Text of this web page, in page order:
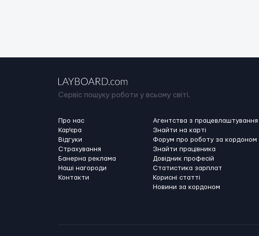
Сервіс пошуку роботи у всьому світі.
Про нас
Кар'єра
Відгуки
Страхування
Банерна реклама
Наші нагороди
Контакти
Агентства з працевлаштування
Знайти на карті
Форум про роботу за кордоном
Знайти працівника
Довідник професій
Статистика зарплат
Корисні статті
Новини за кордоном